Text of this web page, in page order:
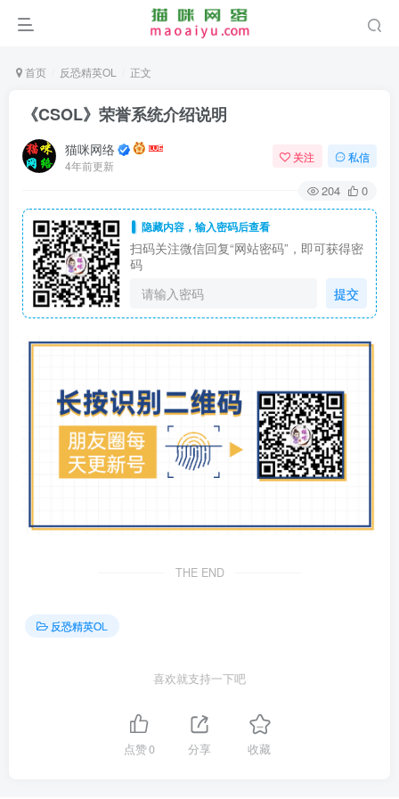
首页 反恐精英OL 正文
《CSOL》荣誉系统介绍说明
猫咪网络
4年前更新
关注 私信
204 0
隐藏内容，输入密码后查看
扫码关注微信回复“网站密码”，即可获得密
码
提交
THE END
反恐精英OL
喜欢就支持一下吧
点赞0 分享 收藏